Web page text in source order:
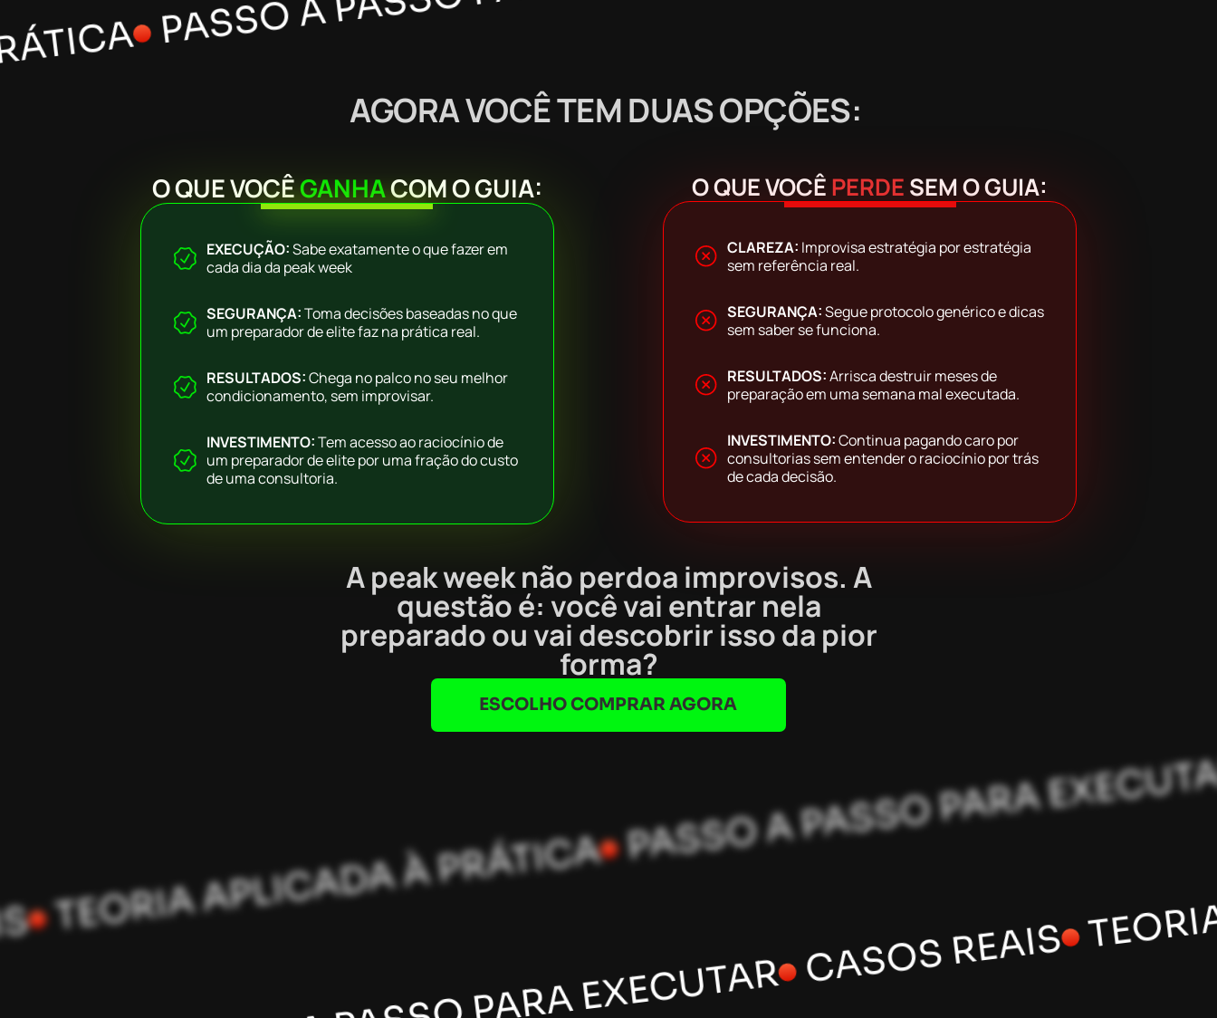
REAIS
AGORA VOCÊ TEM DUAS OPÇÕES:
O QUE VOCÊGANHACOM O GUIA:
EXECUÇÃO:Sabe exatamente o que fazer em
cada dia da peak week
SEGURANÇA:Toma decisões baseadas no que
um preparador de elite faz na prática real.
RESULTADOS:Chega no palco no seu melhor
condicionamento, sem improvisar.
INVESTIMENTO:Tem acesso ao raciocínio de
um preparador de elite por uma fração do custo
de uma consultoria.
O QUE VOCÊ PERDE SEM O GUIA:
CLAREZA: Improvisa estratégia por estratégia
sem referência real.
SEGURANÇA:Segue protocolo genérico e dicas
sem saber se funciona.
RESULTADOS:Arrisca destruir meses de
preparação em uma semana mal executada.
INVESTIMENTO:Continua pagando caro por
consultorias sem entender o raciocínio por trás
de cada decisão.
A peak week não perdoa improvisos. A
questão é: você vai entrar nela
preparado ou vai descobrir isso da pior
forma?
ESCOLHO COMPRAR AGORA
A PASSO PARA EXECUTAR CASOS REAIS TEORIA
PASSO A PASSO